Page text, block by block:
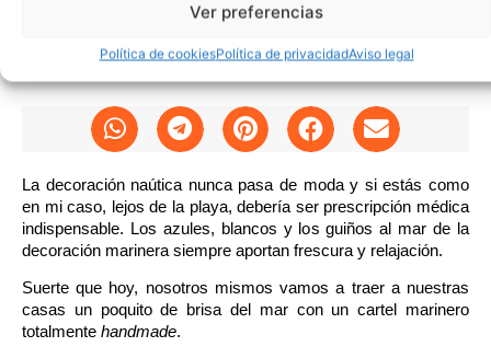
Ver preferencias
Política de cookiesPolítica de privacidadAviso legal
La decoración naútica nunca pasa de moda y si estás como
en mi caso, lejos de la playa, debería ser prescripción médica
indispensable. Los azules, blancos y los guiños al mar de la
decoración marinera siempre aportan frescura y relajación.
Suerte que hoy, nosotros mismos vamos a traer a nuestras
casas un poquito de brisa del mar con uncartel marinero
totalmente handmade.